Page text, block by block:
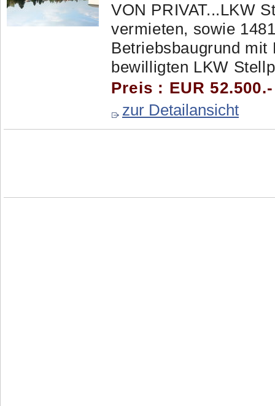
VON PRIVAT...LKW
vermieten, sowie
Betriebsbaugrund
bewilligten LKW
Preis : EUR
zur Detailansicht